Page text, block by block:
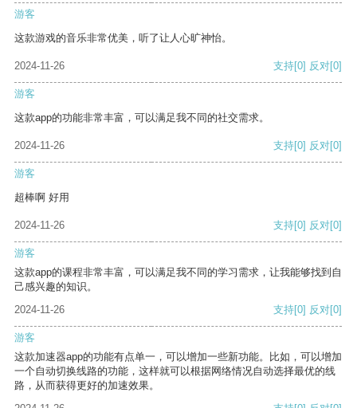
游客
这款游戏的音乐非常优美，听了让人心旷神怡。
2024-11-26 支持[0] 反对[0]
游客
这款app的功能非常丰富，可以满足我不同的社交需求。
2024-11-26 支持[0] 反对[0]
游客
超棒啊 好用
2024-11-26 支持[0] 反对[0]
游客
这款app的课程非常丰富，可以满足我不同的学习需求，让我能够找到自
己感兴趣的知识。
2024-11-26
支持[0] 反对[0]
游客
这款加速器app的功能有点单一，可以增加一些新功能。比如，可以增加
一个自动切换线路的功能，这样就可以根据网络情况自动选择最优的线
路，从而获得更好的加速效果。